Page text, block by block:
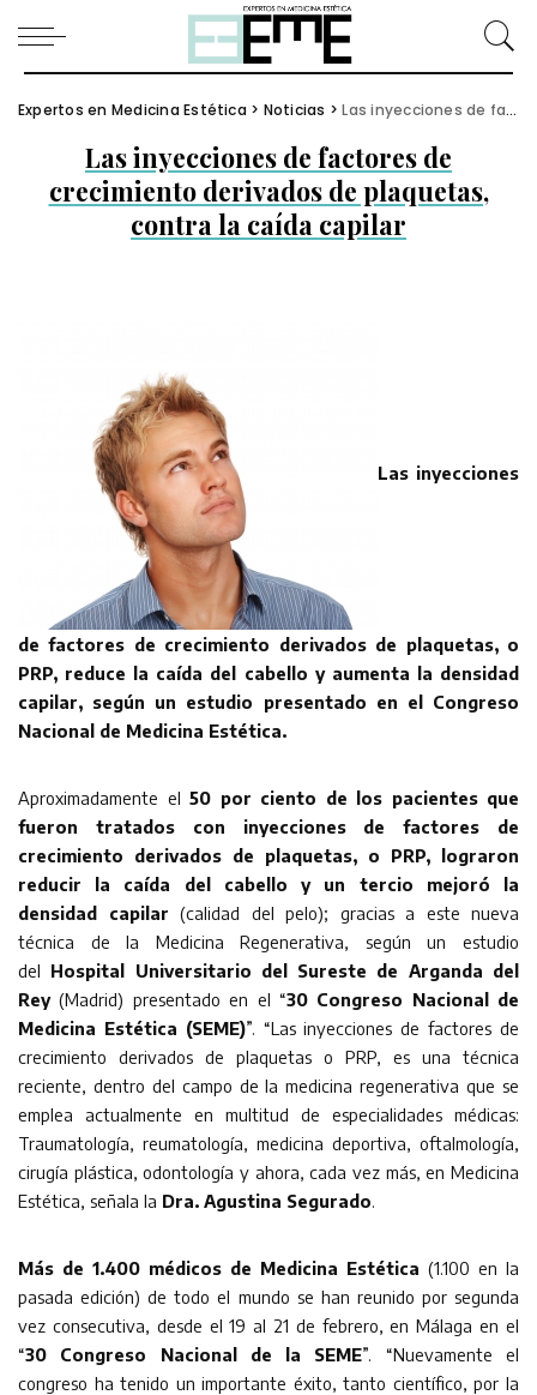
Expertos en Medicina Estética > Noticias >Las inyecciones de factores de crecimiento derivados de plaquetas, contra la caída capilar
Las inyecciones de factores de
crecimiento derivados de plaquetas,
contra la caída capilar
Las inyecciones
de factores de crecimiento derivados de plaquetas, o
PRP, reduce la caída del cabello y aumenta la densidad
capilar, según un estudio presentado en el Congreso
Nacional de Medicina Estética.
Aproximadamente el 50 por ciento de los pacientes que
fueron tratados con inyecciones de factores de
crecimiento derivados de plaquetas, o PRP, lograron
reducir la caída del cabello y un tercio mejoró la
densidad capilar (calidad del pelo); gracias a este nueva
técnica de la Medicina Regenerativa, según un estudio
del Hospital Universitario del Sureste de Arganda del
Rey(Madrid) presentado en el “30 Congreso Nacional de
Medicina Estética (SEME)”. “Las inyecciones de factores de
crecimiento derivados de plaquetas o PRP, es una técnica
reciente, dentro del campo de la medicina regenerativa que se
emplea actualmente en multitud de especialidades médicas:
Traumatología, reumatología, medicina deportiva, oftalmología,
cirugía plástica, odontología y ahora, cada vez más, en Medicina
Estética, señala la Dra. Agustina Segurado.
Más de 1.400 médicos de Medicina Estética (1.100 en la
pasada edición) de todo el mundo se han reunido por segunda
vez consecutiva, desde el 19 al 21 de febrero, en Málaga en el
“30 Congreso Nacional de la SEME”. “Nuevamente el
congreso ha tenido un importante éxito, tanto científico, por la